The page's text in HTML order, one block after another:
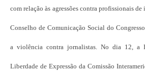
com relação às agressões contra profissionais de
Conselho de Comunicação Social do
a violência contra jornalistas. No dia 12, a
Liberdade de Expressão da Comissão